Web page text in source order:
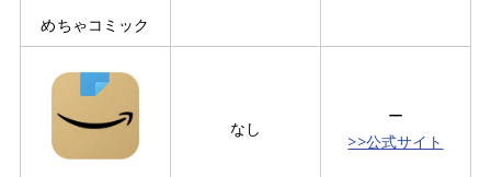
めちゃコミック
なし
ー
>>公式サイト